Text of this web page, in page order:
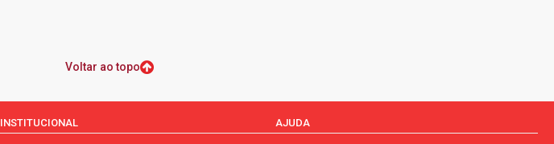
Voltar ao topo
INSTITUCIONAL AJUDA